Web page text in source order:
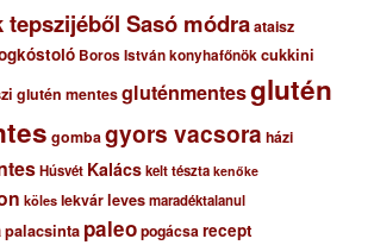
tepszijéből Sasó módraataisz
Boros István konyhafőnökcukkini
glutén mentesgluténmentesglutén
gombagyors vacsora házi
Húsvét Kalácskelt tészta kenőke
köles lekvárlevesmaradéktalanul
palacsinta paleopogácsarecept